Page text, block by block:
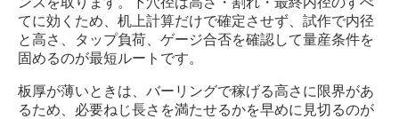
てに効くため、机上計算だけで確定させず、試作で内径
と高さ、タップ負荷、ゲージ合否を確認して量産条件を
固めるのが最短ルートです。
板厚が薄いときは、バーリングで稼げる高さに限界があ
るため、必要ねじ長さを満たせるかを早めに見切るのが